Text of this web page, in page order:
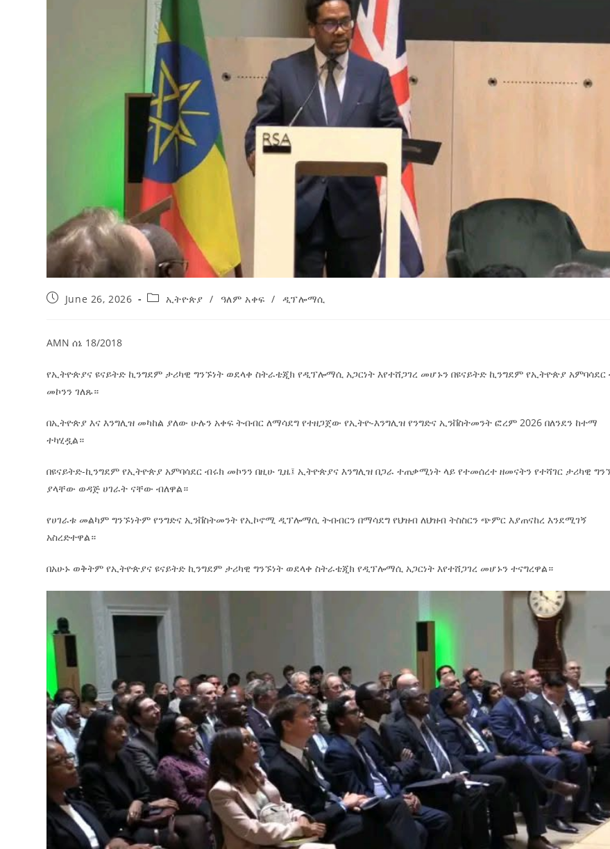
ብልፅግና ፓርቲ የምርጫ ውክልናውን ወደ
ተጨባጭ የልማት ስኬቶች ለመቀየር እየሰራ ነው
August 7, 2026
ኢትዮጵያ የቀጣናውን ኢኮኖሚያዊ ገጽታ በአዲስ
መልኩ እየቀረጸች ነው-ፈርስት ፖስት
August 7, 2026
2ኛው የአዲስ ሚዲያ ኔትዎርክ አመራሮች እና
ሠራተኞች ስፖርት ፌስቲቫል በቴሌቪዥን ዘርፍ
አሸናፊነት ተጠናቀቀ
August 1, 2026
ተቃውሞ የበዛበት የፊፋ አዲሱ እቅድ
July 30, 2026
ትርክትን በማረም እና የወል ትርክትን
AmnAdmin October 17, 2025
June 26, 2026 ኢትዮጵያ / ዓለም አቀፍ / ዲፕሎማሲ
AMN ሰኔ 18/2018
የኢትዮጵያና ዩናይትድ ኪንግደም ታሪካዊ ግንኙነት ወደላቀ ስትራቴጂክ የዲፕሎማሲ አጋርነት እየተሸጋገረ መሆኑን በዩናይትድ ኪንግደም የኢትዮጵያ አምባሳደር
መኮንን ገለጹ።
በኢትዮጵያ እና እንግሊዝ መካከል ያለው ሁሉን አቀፍ ትብብር ለማሳደግ የተዘጋጀው የኢትዮ-እንግሊዝ የንግድና ኢንቨስትመንት ፎረም 2026 በለንደን ከተማ
ተካሂዷል።
በዩናይትድ-ኪንግደም የኢትዮጵያ አምባሳደር ብሩክ መኮንን በዚሁ ጊዜ፤ ኢትዮጵያና እንግሊዝ በጋራ ተጠቃሚነት ላይ የተመሰረተ ዘመናትን የተሻገር ታሪካዊ
ያላቸው ወዳጅ ሀገራት ናቸው ብለዋል።
የሀገራቱ መልካም ግንኙነትም የንግድና ኢንቨስትመንት የኢኮኖሚ ዲፕሎማሲ ትብብርን በማሳደግ የህዝብ ለህዝብ ትስስርን ጭምር እያጠናከረ እንደሚገኝ
አስረድተዋል።
በአሁኑ ወቅትም የኢትዮጵያና ዩናይትድ ኪንግደም ታሪካዊ ግንኙነት ወደላቀ ስትራቴጂክ የዲፕሎማሲ አጋርነት እየተሸጋገረ መሆኑን ተናግረዋል።